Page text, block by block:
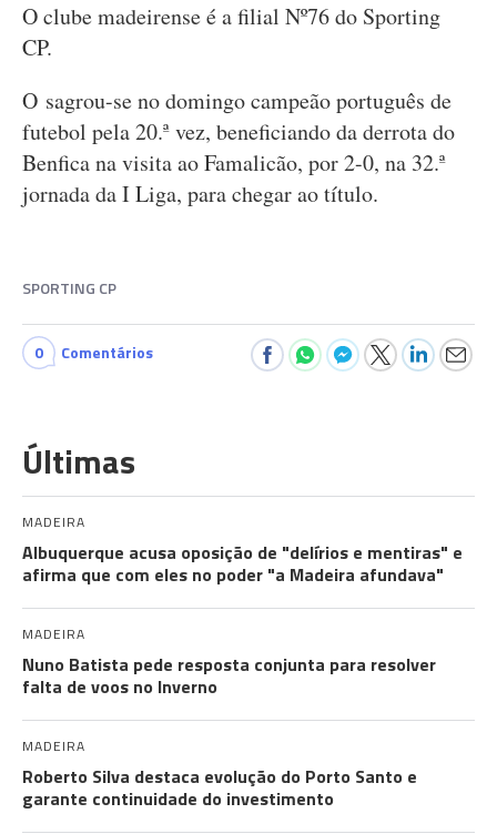
O clube madeirense é a filial Nº76 do Sporting
CP.
O sagrou-se no domingo campeão português de
futebol pela 20.ª vez, beneficiando da derrota do
Benfica na visita ao Famalicão, por 2-0, na 32.ª
jornada da I Liga, para chegar ao título.
SPORTING CP
0 Comentários
Últimas
MADEIRA
Albuquerque acusa oposição de "delírios e mentiras" e
afirma que com eles no poder "a Madeira afundava"
MADEIRA
Nuno Batista pede resposta conjunta para resolver
falta de voos no Inverno
MADEIRA
Roberto Silva destaca evolução do Porto Santo e
garante continuidade do investimento